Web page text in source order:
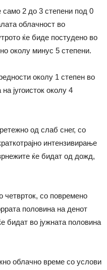
само 2 до 3 степени под 0
облачност во
ќе биде постудено во
околу минус 5 степени.
околу 1 степен во
југоисток околу 4
од слаб снег, со
интензивирање
ќе бидат од дожд,
со повремено
половина на денот
бидат во јужната половина
облачно време со услови